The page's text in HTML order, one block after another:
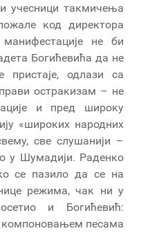
учесници такмичења
код директора
не би
Богићевића да не
пристаје, одлази са
остракизам – не
и пред широку
«широких народних
све слушанији –
у Шумадији. Раденко
се пазило да се на
режима, чак ни у
и Богићевић:
компоновањем песама